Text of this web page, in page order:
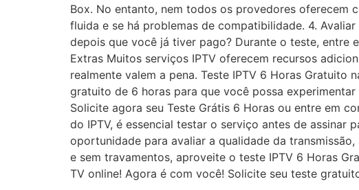
Box. No entanto, nem todos os provedores
fluida e se há problemas de compatibilidade. 4.
depois que você já tiver pago? Durante o teste, entre
Extras Muitos serviços IPTV oferecem recursos
realmente valem a pena. Teste IPTV 6 Horas
gratuito de 6 horas para que você possa
Solicite agora seu Teste Grátis 6 Horas ou entre em
do IPTV, é essencial testar o serviço antes de assinar
oportunidade para avaliar a qualidade da
e sem travamentos, aproveite o teste IPTV 6 Horas
TV online! Agora é com você! Solicite seu teste